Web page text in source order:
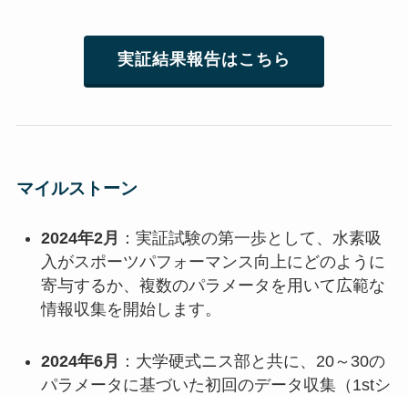
実証結果報告はこちら
マイルストーン
2024年2月
：実証試験の第一歩として、水素吸
入がスポーツパフォーマンス向上にどのように
寄与するか、複数のパラメータを用いて広範な
情報収集を開始します。
2024年6月
：大学硬式ニス部と共に、20～30の
パラメータに基づいた初回のデータ収集（1stシ